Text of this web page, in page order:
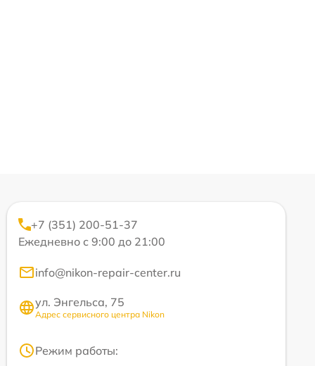
+7 (351) 200-51-37
Ежедневно с 9:00 до 21:00
info@nikon-repair-center.ru
ул. Энгельса, 75
Адрес сервисного центра Nikon
Режим работы: